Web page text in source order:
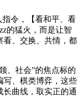
令，【看和平、看
的猛火，而是让智
看、交换、共情，都
社会”的焦点标的
写、棋类博弈，这些
曲线，取实正的通